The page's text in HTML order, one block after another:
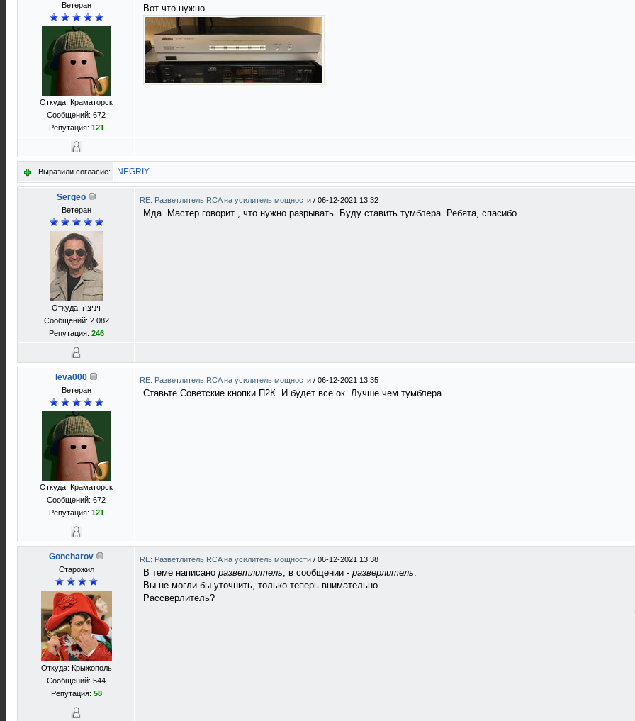
Ветеран
Откуда: Краматорск
Сообщений: 672
Репутация: 121
Вот что нужно
Выразили согласие: NEGRIY
Sergeo
Ветеран
Откуда: ויניצה
Сообщений: 2 082
Репутация: 246
RE: Разветлитель RCA на усилитель мощности / 06-12-2021 13:32
Мда..Мастер говорит , что нужно разрывать. Буду ставить тумблера. Ребята, спасибо.
leva000
Ветеран
Откуда: Краматорск
Сообщений: 672
Репутация: 121
RE: Разветлитель RCA на усилитель мощности / 06-12-2021 13:35
Ставьте Советские кнопки П2К. И будет все ок. Лучше чем тумблера.
Goncharov
Старожил
Откуда: Крыжополь
Сообщений: 544
Репутация: 58
RE: Разветлитель RCA на усилитель мощности / 06-12-2021 13:38
В теме написано разветлитель, в сообщении - разверлитель.
Вы не могли бы уточнить, только теперь внимательно.
Рассверлитель?